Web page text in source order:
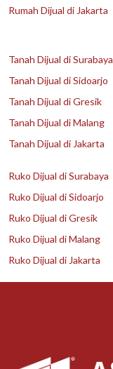
Rumah Dijual di Jakarta
Tanah Dijual di Surabaya
Tanah Dijual di Sidoarjo
Tanah Dijual di Gresik
Tanah Dijual di Malang
Tanah Dijual di Jakarta
Ruko Dijual di Surabaya
Ruko Dijual di Sidoarjo
Ruko Dijual di Gresik
Ruko Dijual di Malang
Ruko Dijual di Jakarta